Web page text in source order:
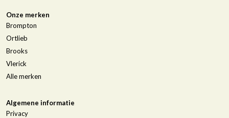
Onze merken
Brompton
Ortlieb
Brooks
Vlerick
Alle merken
Algemene informatie
Privacy